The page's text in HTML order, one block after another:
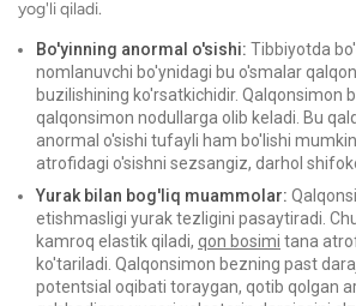
yog'li qiladi.
Bo'yinning anormal o'sishi: Tibbiyotda
nomlanuvchi bo'ynidagi bu o'smalar
buzilishining ko'rsatkichidir. Qalqonsimon
qalqonsimon nodullarga olib keladi. Bu
anormal o'sishi tufayli ham bo'lishi
atrofidagi o'sishni sezsangiz, darhol
Yurak bilan bog'liq muammolar:
etishmasligi yurak tezligini pasaytiradi.
kamroq elastik qiladi, qon bosimi tana
ko'tariladi. Qalqonsimon bezning past
potentsial oqibati toraygan, qotib qolgan